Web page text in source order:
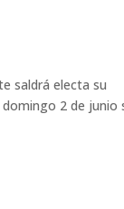
saldrá electa su
2 de junio